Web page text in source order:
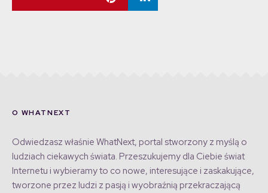
O WHATNEXT
Odwiedzasz właśnie WhatNext, portal stworzony z myślą o
ludziach ciekawych świata. Przeszukujemy dla Ciebie świat
Internetu i wybieramy to co nowe, interesujące i zaskakujące,
tworzone przez ludzi z pasją i wyobraźnią przekraczającą